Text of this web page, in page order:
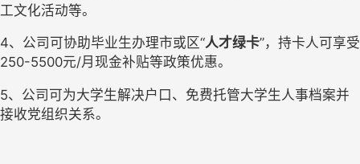
工文化活动等。
4、公司可协助毕业生办理市或区“人才绿卡”，持卡人可享受
250-5500元/月现金补贴等政策优惠。
5、公司可为大学生解决户口、免费托管大学生人事档案并
接收党组织关系。